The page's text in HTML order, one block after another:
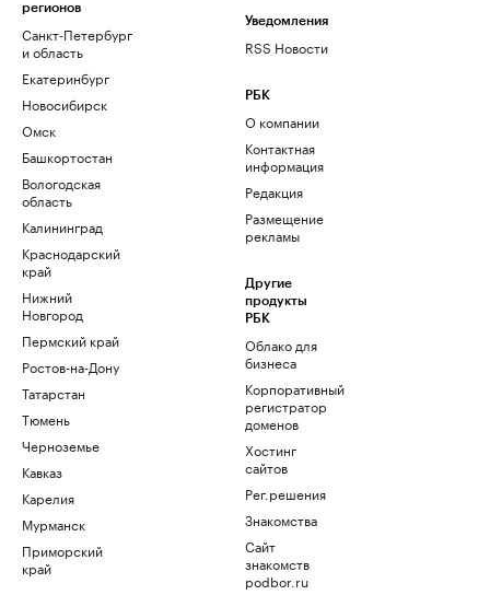
регионов
Санкт-Петербург
и область
Екатеринбург
Новосибирск
Омск
Башкортостан
Вологодская
область
Калининград
Краснодарский
край
Нижний
Новгород
Пермский край
Ростов-на-Дону
Татарстан
Тюмень
Черноземье
Кавказ
Карелия
Мурманск
Приморский
край
Уведомления
RSS Новости
РБК
О компании
Контактная
информация
Редакция
Размещение
рекламы
Другие
продукты
РБК
Облако для
бизнеса
Корпоративный
регистратор
доменов
Хостинг
сайтов
Рег.решения
Знакомства
Сайт
знакомств
podbor.ru